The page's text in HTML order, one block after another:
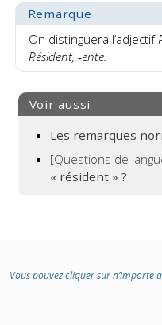
Remarque
On distinguera l’adjectif
Résident, ‑ente.
Voir aussi
Les remarques
[Questions de
« résident » ?
Vous pouvez cliquer sur